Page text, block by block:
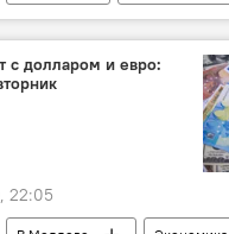
с долларом и евро:
22:05